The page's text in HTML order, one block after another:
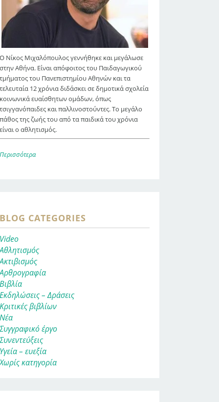
Ο Νίκος Μιχαλόπουλος γεννήθηκε και μεγάλωσε
στην Αθήνα. Είναι απόφοιτος του Παιδαγωγικού
τμήματος του Πανεπιστημίου Αθηνών και τα
τελευταία 12 χρόνια διδάσκει σε δημοτικά σχολεία
κοινωνικά ευαίσθητων ομάδων, όπως
τσιγγανόπαιδες και παλλινοστούντες. Το μεγάλο
πάθος της ζωής του από τα παιδικά του χρόνια
είναι ο αθλητισμός.
Περισσότερα
BLOG CATEGORIES
Video
Αθλητισμός
Ακτιβισμός
Αρθρογραφία
Βιβλία
Εκδηλώσεις – Δράσεις
Κριτικές βιβλίων
Νέα
Συγγραφικό έργο
Συνεντεύξεις
Υγεία – ευεξία
Χωρίς κατηγορία